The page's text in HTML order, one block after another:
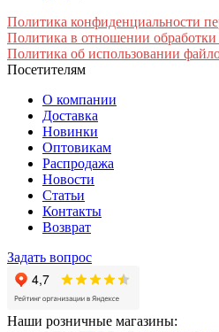
Политика конфиденциальности
Политика в отношении
Политика об использовании
Посетителям
О компании
Доставка
Новинки
Оптовикам
Распродажа
Новости
Статьи
Контакты
Возврат
Задать вопрос
Наши розничные магазины: